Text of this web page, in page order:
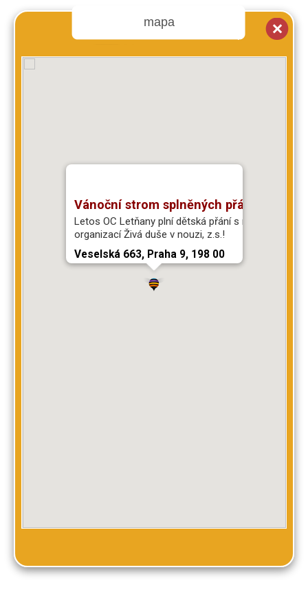
mapa
Vánoční strom splněných přání
Letos OC Letňany plní dětská přání s neziskovou
organizací Živá duše v nouzi, z.s.!
Veselská 663, Praha 9, 198 00